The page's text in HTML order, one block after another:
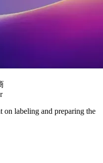
on labeling and preparing the